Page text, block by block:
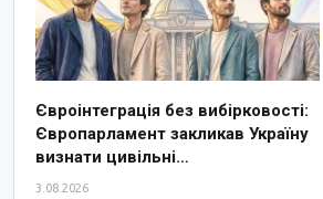
Євроінтеграція без вибірковості:
Європарламент закликав Україну
визнати цивільні…
3.08.2026